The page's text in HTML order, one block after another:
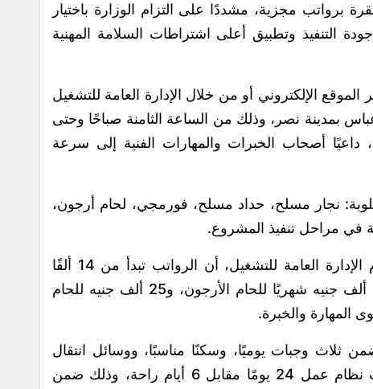
برواتب مجزية، مشددًا على التزام الوزارة باختيار
التنفيذ وتطبيق أعلى اشتراطات السلامة المهنية
الموقع الإلكتروني أو من خلال الإدارة العامة للتشغيل
في 3 شارع يوسف عباس بمدينة نصر، وذلك من الساعة الثامنة صباحًا وحتى
داعيًا أصحاب الخبرات والمهارات الفنية إلى سرعة
نجار مسلح، حداد مسلح، فورمجي، لحام أرجون،
في مراحل تنفيذ المشروع.
ومن جانبها، أوضحت هبة أحمد مدير عام الإدارة العامة للتشغيل، أن الرواتب تبدأ من 14 ألفًا
و250 جنيهًا لبعض المهن، وتصل إلى 35 ألف جنيه شهريًا للحام الأرجون، و25 ألف جنيه للحام
المهارة والخبرة.
ثلاث وجبات يوميًا، وسكنًا مناسبًا، ووسائل انتقال
داخلية من وإلى مواقع العمل، إلى جانب نظام عمل 24 يومًا مقابل 6 أيام راحة، وذلك ضمن